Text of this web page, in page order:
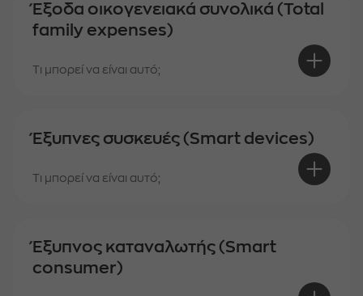
Έξοδα οικογενειακά συνολικά (Total
family expenses)
Τι μπορεί να είναι αυτό;
Έξυπνες συσκευές (Smart devices)
Τι μπορεί να είναι αυτό;
Έξυπνος καταναλωτής (Smart
consumer)